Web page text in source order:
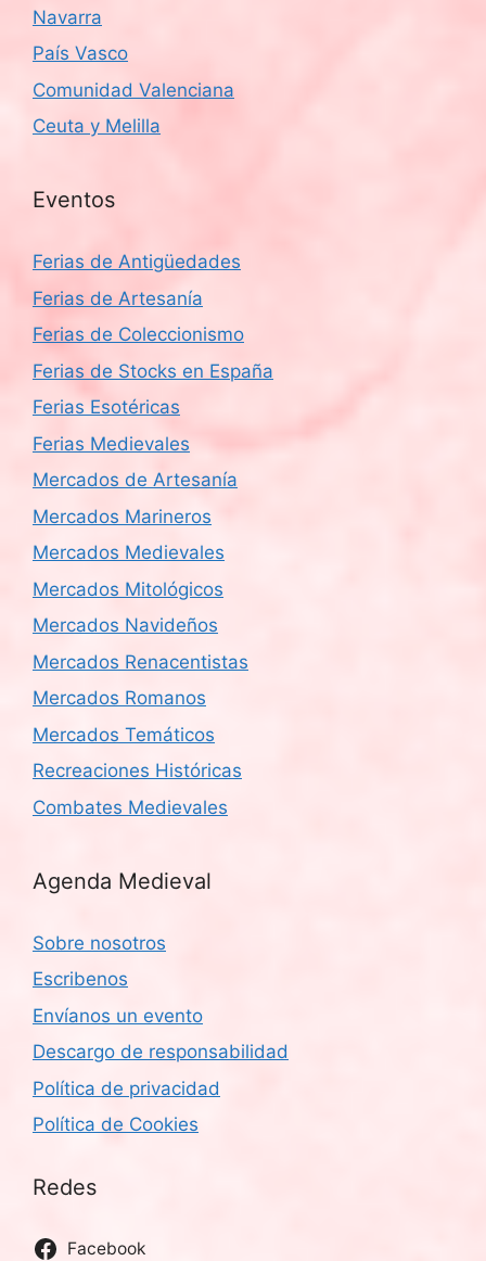
Navarra
País Vasco
Comunidad Valenciana
Ceuta y Melilla
Eventos
Ferias de Antigüedades
Ferias de Artesanía
Ferias de Coleccionismo
Ferias de Stocks en España
Ferias Esotéricas
Ferias Medievales
Mercados de Artesanía
Mercados Marineros
Mercados Medievales
Mercados Mitológicos
Mercados Navideños
Mercados Renacentistas
Mercados Romanos
Mercados Temáticos
Recreaciones Históricas
Combates Medievales
Agenda Medieval
Sobre nosotros
Escribenos
Envíanos un evento
Descargo de responsabilidad
Política de privacidad
Política de Cookies
Redes
Facebook